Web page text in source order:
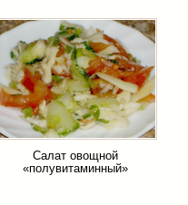
Салат овощной
«полувитаминный»